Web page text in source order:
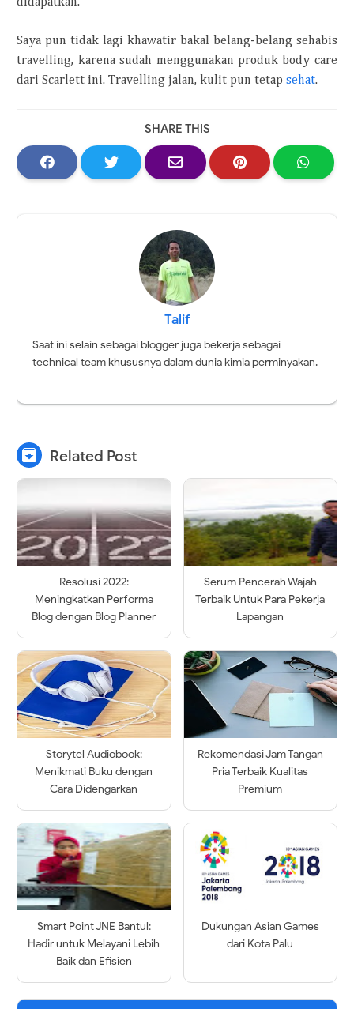
Saya pun tidak lagi khawatir bakal belang-belang sehabis
travelling, karena sudah menggunakan produk body care
dari Scarlett ini. Travelling jalan, kulit pun tetapsehat.
SHARE THIS
Talif
Saat ini selain sebagai blogger juga bekerja sebagai
technical team khususnya dalam dunia kimia perminyakan.
 Related Post
Resolusi 2022:
Meningkatkan Performa
Blog dengan Blog Planner
Serum Pencerah Wajah
Terbaik Untuk Para Pekerja
Lapangan
Storytel Audiobook:
Menikmati Buku dengan
Cara Didengarkan
Rekomendasi Jam Tangan
Pria Terbaik Kualitas
Premium
Smart Point JNE Bantul:
Hadir untuk Melayani Lebih
Baik dan Efisien
Dukungan Asian Games
dari Kota Palu